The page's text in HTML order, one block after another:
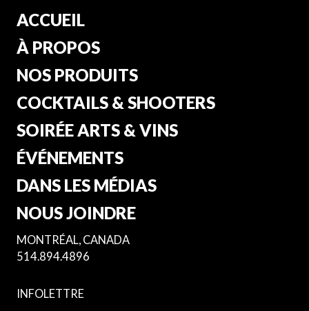
ACCUEIL
À PROPOS
NOS PRODUITS
COCKTAILS & SHOOTERS
SOIRÉE ARTS & VINS
ÉVÉNEMENTS
DANS LES MÉDIAS
NOUS JOINDRE
MONTRÉAL, CANADA
514.894.4896
INFOLETTRE